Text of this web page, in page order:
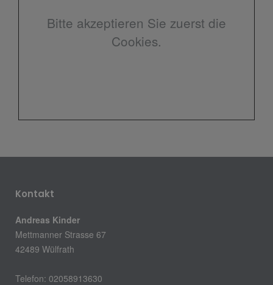
Bitte akzeptieren Sie zuerst die
Cookies.
Kontakt
Andreas Kinder
Mettmanner Strasse 67
42489 Wülfrath
Telefon: 02058913630